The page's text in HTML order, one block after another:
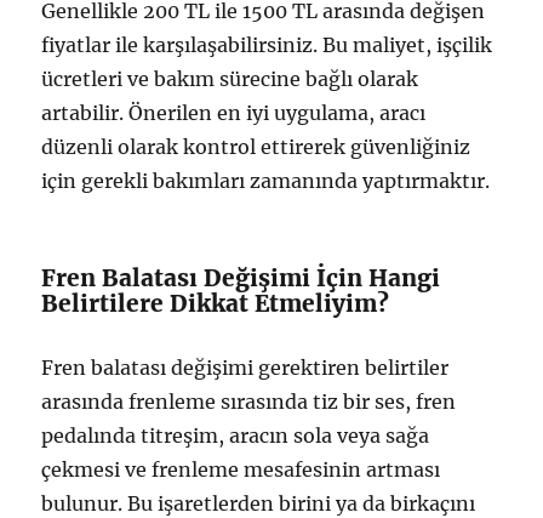
Genellikle 200 TL ile 1500 TL arasında değişen
fiyatlar ile karşılaşabilirsiniz. Bu maliyet, işçilik
ücretleri ve bakım sürecine bağlı olarak
artabilir. Önerilen en iyi uygulama, aracı
düzenli olarak kontrol ettirerek güvenliğiniz
için gerekli bakımları zamanında yaptırmaktır.
Fren Balatası Değişimi İçin Hangi
Belirtilere Dikkat Etmeliyim?
Fren balatası değişimi gerektiren belirtiler
arasında frenleme sırasında tiz bir ses, fren
pedalında titreşim, aracın sola veya sağa
çekmesi ve frenleme mesafesinin artması
bulunur. Bu işaretlerden birini ya da birkaçını